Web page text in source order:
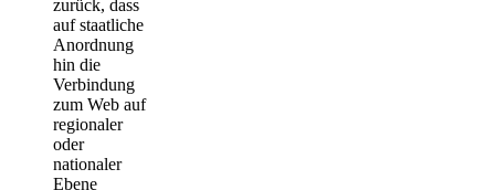
zurück, dass
auf staatliche
Anordnung
hin die
Verbindung
zum Web auf
regionaler
oder
nationaler
Ebene